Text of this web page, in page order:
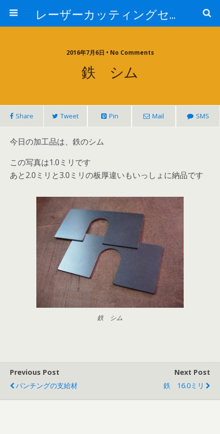
レーザーカッティングセンター 株式会社 中本鉄工所
2016年7月6日 • No Comments
鉄 シム
Share Tweet Pin Mail SMS
今日の加工品は、鉄のシム
この写真は1.0ミリです
あと2.0ミリと3.0ミリの板厚違いもいっしょに納品です
鉄 シム
Previous Post
パンチングの支給材
Next Post
鉄 16.0ミリ